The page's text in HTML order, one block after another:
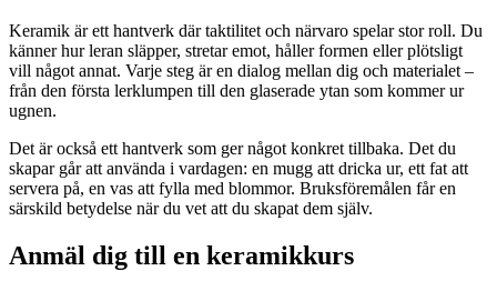
Keramik är ett hantverk där taktilitet och närvaro spelar stor roll. Du
känner hur leran släpper, stretar emot, håller formen eller plötsligt
vill något annat. Varje steg är en dialog mellan dig och materialet –
från den första lerklumpen till den glaserade ytan som kommer ur
ugnen.
Det är också ett hantverk som ger något konkret tillbaka. Det du
skapar går att använda i vardagen: en mugg att dricka ur, ett fat att
servera på, en vas att fylla med blommor. Bruksföremålen får en
särskild betydelse när du vet att du skapat dem själv.
Anmäl dig till en keramikkurs